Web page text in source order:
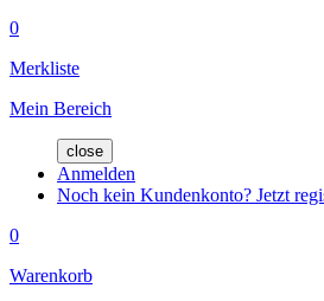
0
Merkliste
Mein Bereich
close
Anmelden
Noch kein Kundenkonto? Jetzt
0
Warenkorb